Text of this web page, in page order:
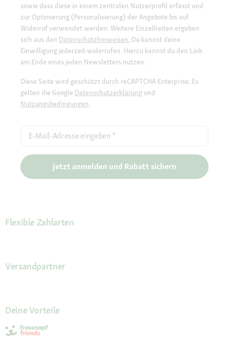
sowie dass diese in einem zentralen Nutzerprofil erfasst und
zur Optimierung (Personalisierung) der Angebote bis auf
Widerruf verwendet werden. Weitere Einzelheiten ergeben
sich aus den Datenschutzhinweisen. Du kannst deine
Einwilligung jederzeit widerrufen. Hierzu kannst du den Link
am Ende eines jeden Newsletters nutzen.
Diese Seite wird geschützt durch reCAPTCHA Enterprise. Es
gelten die Google Datenschutzerklärung und
Nutzungsbedingungen.
E-Mail-Adresse eingeben *
Jetzt anmelden und Rabatt sichern
Flexible Zahlarten
Versandpartner
Deine Vorteile